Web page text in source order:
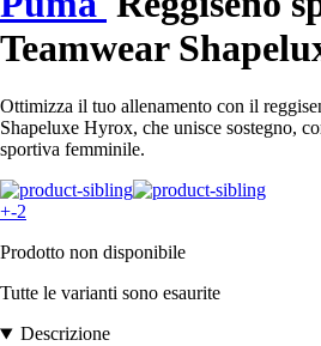
Teamwear
Ottimizza il tuo allenamento con il
Shapeluxe Hyrox, che unisce sostegno,
sportiva femminile.
+-2
Prodotto non disponibile
Tutte le varianti sono esaurite
Descrizione